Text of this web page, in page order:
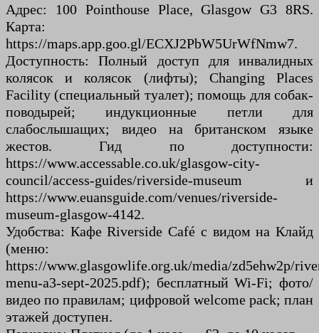
Адрес: 100 Pointhouse Place, Glasgow G3 8RS.
Карта:
https://maps.app.goo.gl/ECXJ2PbW5UrWfNmw7.
Доступность: Полный доступ для инвалидных
колясок и колясок (лифты); Changing Places
Facility (специальный туалет); помощь для собак-
поводырей; индукционные петли для
слабослышащих; видео на британском языке
жестов. Гид по доступности:
https://www.accessable.co.uk/glasgow-city-
council/access-guides/riverside-museum и
https://www.euansguide.com/venues/riverside-
museum-glasgow-4142.
Удобства: Кафе Riverside Café с видом на Клайд
(меню:
https://www.glasgowlife.org.uk/media/zd5ehw2p/
menu-a3-sept-2025.pdf); бесплатный Wi-Fi; фото/
видео по правилам; цифровой welcome pack; план
этажей доступен.